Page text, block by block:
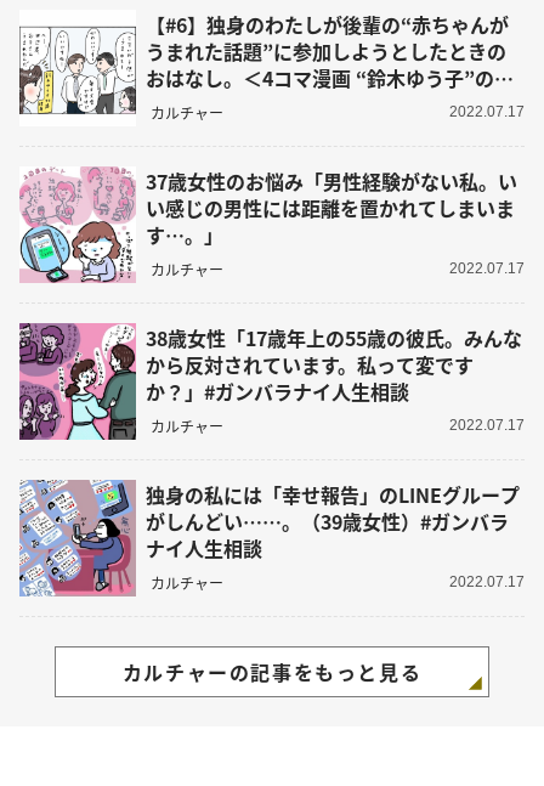
【#6】独身のわたしが後輩の“赤ちゃんが
うまれた話題”に参加しようとしたときの
おはなし。＜4コマ漫画 “鈴木ゆう子”の日
常＞
カルチャー 2022.07.17
37歳女性のお悩み「男性経験がない私。い
い感じの男性には距離を置かれてしまいま
す…。」
カルチャー 2022.07.17
38歳女性「17歳年上の55歳の彼氏。みんな
から反対されています。私って変です
か？」#ガンバラナイ人生相談
カルチャー 2022.07.17
独身の私には「幸せ報告」のLINEグループ
がしんどい……。（39歳女性）#ガンバラ
ナイ人生相談
カルチャー 2022.07.17
カルチャーの記事をもっと見る